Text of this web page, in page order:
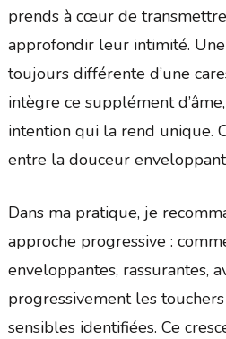
prends à cœur de
approfondir leur intimité.
toujours différente d’une
intègre ce supplément
intention qui la rend unique.
entre la douceur
Dans ma pratique, je
approche progressive :
enveloppantes, rassurantes,
progressivement les
sensibles identifiées. Ce